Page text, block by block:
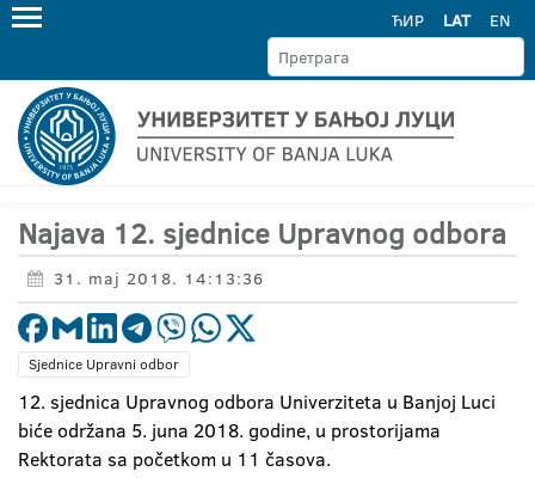
ЋИР LAT EN
Najava 12. sjednice Upravnog odbora
31. maj 2018. 14:13:36
Sjednice Upravni odbor
12. sjednica Upravnog odbora Univerziteta u Banjoj Luci
biće održana 5. juna 2018. godine, u prostorijama
Rektorata sa početkom u 11 časova.